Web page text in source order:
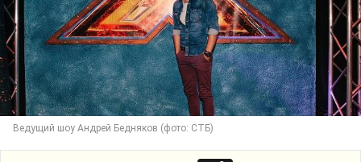
Ведущий шоу Андрей Бедняков (фото: СТБ)